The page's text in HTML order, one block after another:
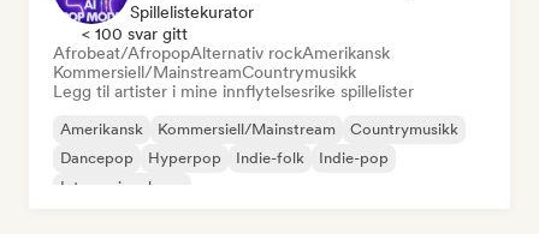
Spillelistekurator
< 100 svar gitt
Afrobeat/AfropopAlternativ rockAmerikansk
Kommersiell/MainstreamCountrymusikk
Legg til artister i mine innflytelsesrike spillelister
Amerikansk Kommersiell/Mainstream
Countrymusikk
Dancepop
Hyperpop Indie-folk
Indie-pop
Internasjonal pop